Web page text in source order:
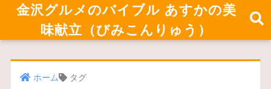
金沢グルメのバイブル あすかの美
味献立（びみこんりゅう）
ホーム タグ